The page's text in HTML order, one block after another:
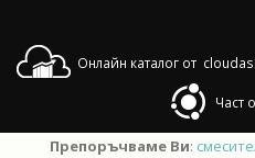
Онлайн каталог от
Част
Препоръчваме Ви: